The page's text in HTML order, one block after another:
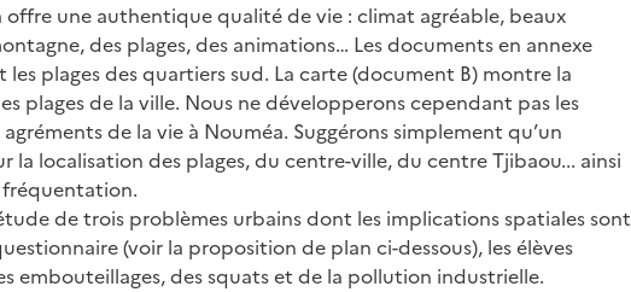
offre une authentique qualité de vie : climat agréable, beaux
des plages, des animations… Les documents en annexe
les plages des quartiers sud. La carte (document B) montre la
plages de la ville. Nous ne développerons cependant pas les
de la vie à Nouméa. Suggérons simplement qu’un
la localisation des plages, du centre-ville, du centre Tjibaou... ainsi
fréquentation.
de trois problèmes urbains dont les implications spatiales sont
(voir la proposition de plan ci-dessous), les élèves
embouteillages, des squats et de la pollution industrielle.